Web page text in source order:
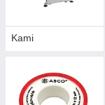
Kami